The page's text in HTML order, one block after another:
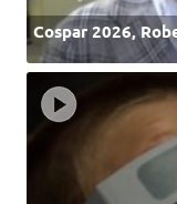
Cospar 2026,